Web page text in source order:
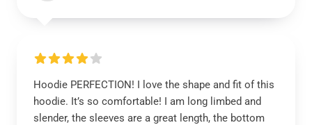
Hoodie PERFECTION! I love the shape and fit of this
hoodie. It’s so comfortable! I am long limbed and
slender, the sleeves are a great length, the bottom